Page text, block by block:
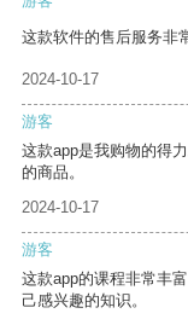
这款软件的售后服务非
2024-10-17
游客
这款app是我购物的得
的商品。
2024-10-17
游客
这款app的课程非常丰
己感兴趣的知识。